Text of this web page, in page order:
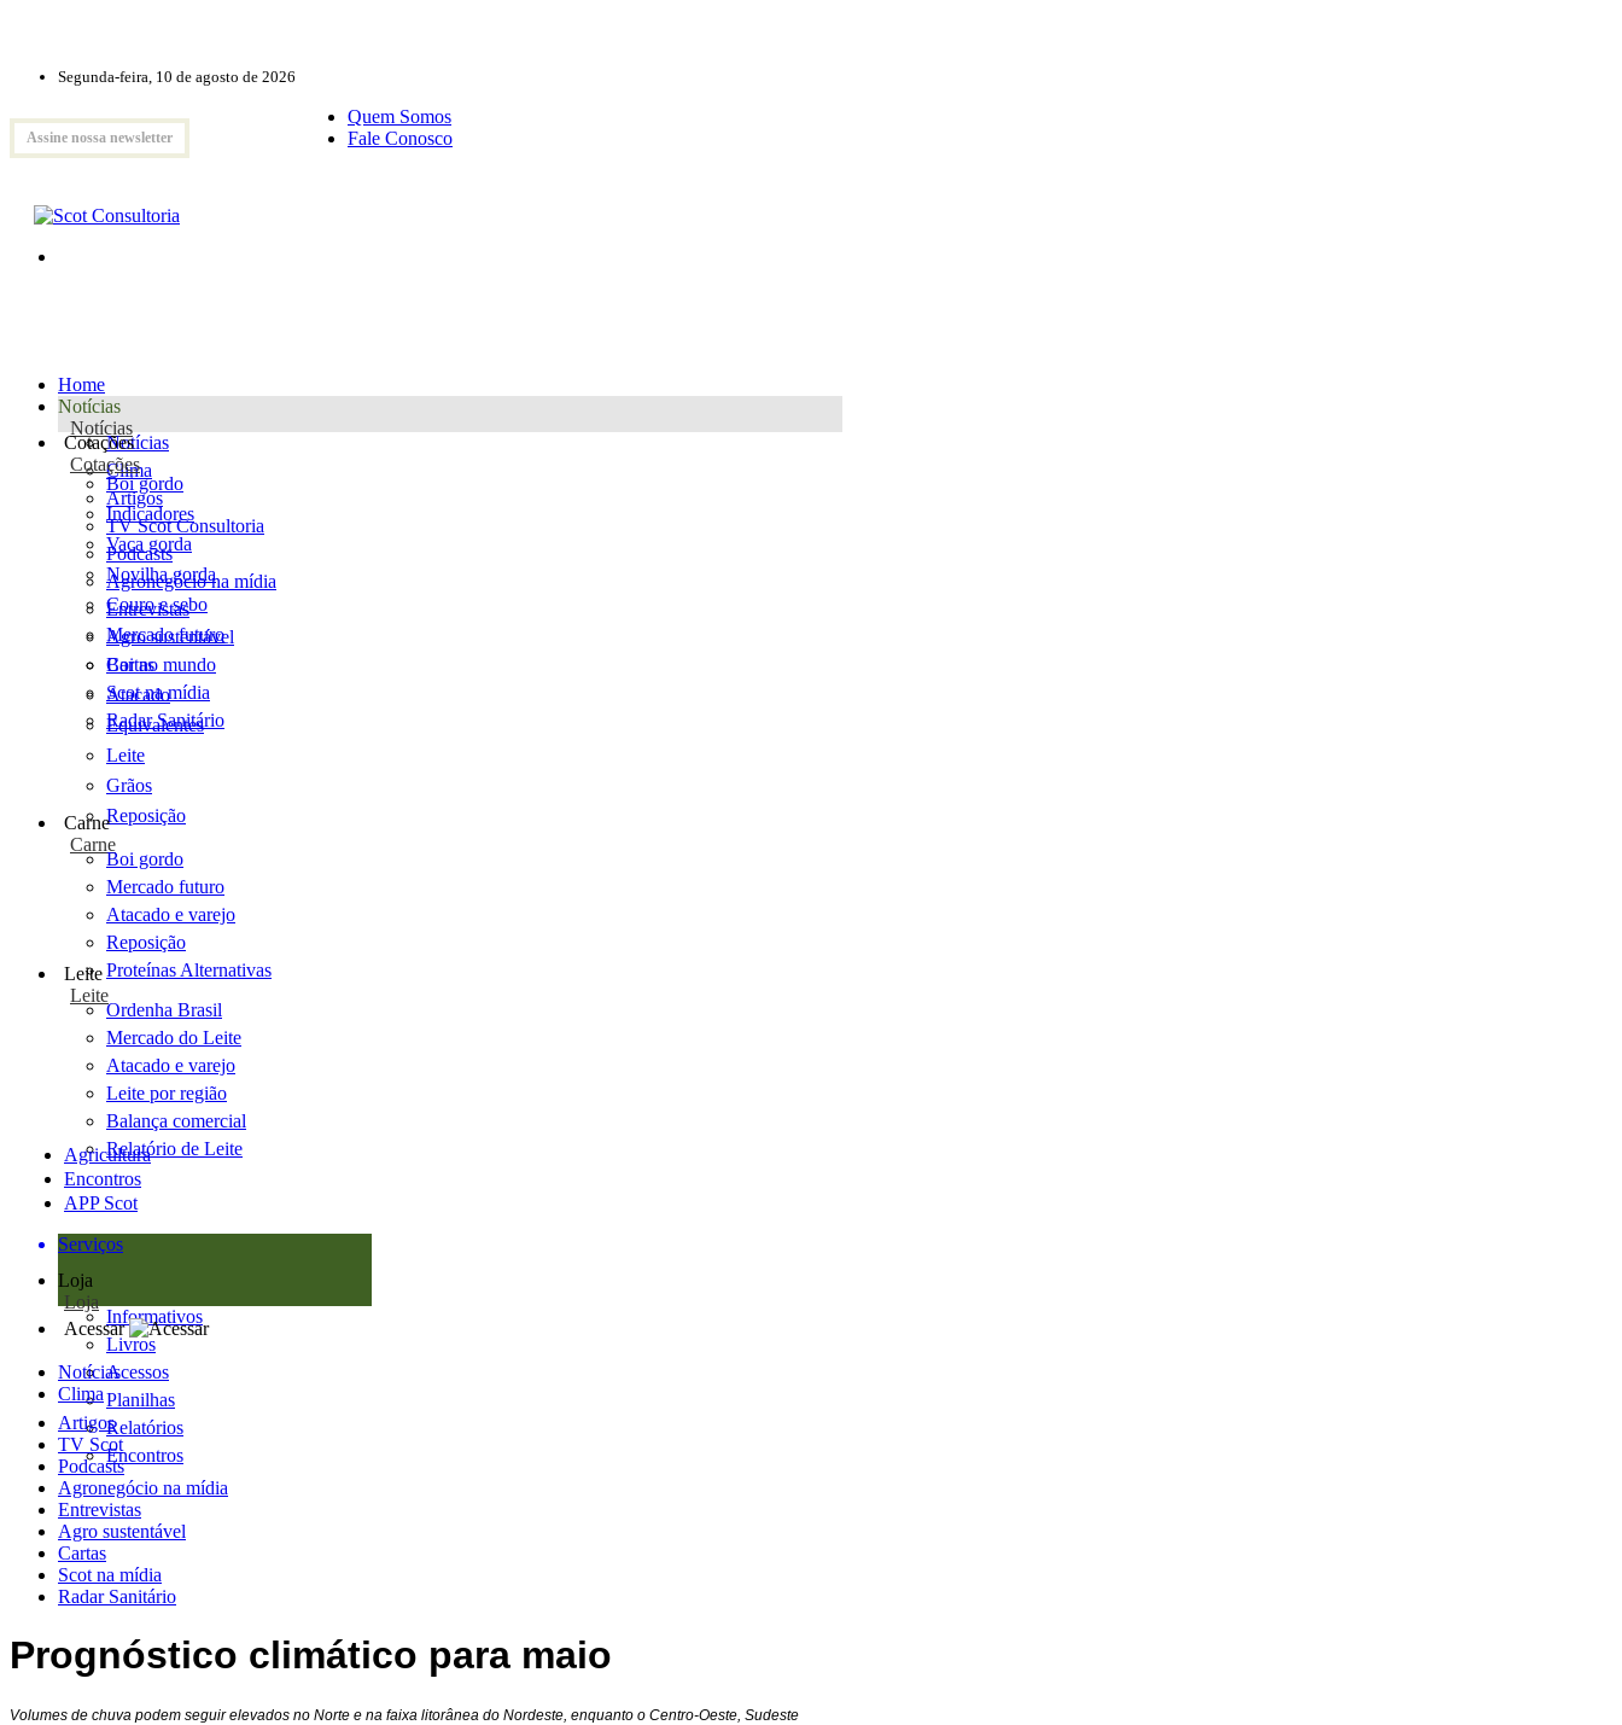
Segunda-feira, 10 de agosto de 2026
Assine nossa newsletter
Quem Somos
Fale Conosco
Home
Notícias
Notícias
Notícias
Clima
Artigos
TV Scot Consultoria
Podcasts
Agronegócio na mídia
Entrevistas
Agro sustentável
Cartas
Scot na mídia
Radar Sanitário
Cotações
Cotações
Boi gordo
Indicadores
Vaca gorda
Novilha gorda
Couro e sebo
Mercado futuro
Boi no mundo
Atacado
Equivalentes
Leite
Grãos
Reposição
Carne
Carne
Boi gordo
Mercado futuro
Atacado e varejo
Reposição
Proteínas Alternativas
Leite
Leite
Ordenha Brasil
Mercado do Leite
Atacado e varejo
Leite por região
Balança comercial
Relatório de Leite
Agricultura
Encontros
APP Scot
Serviços
Loja
Loja
Informativos
Livros
Acessos
Planilhas
Relatórios
Encontros
Acessar
Notícias
Clima
Artigos
TV Scot
Podcasts
Agronegócio na mídia
Entrevistas
Agro sustentável
Cartas
Scot na mídia
Radar Sanitário
Prognóstico climático para maio
Volumes de chuva podem seguir elevados no Norte e na faixa litorânea do Nordeste, enquanto o Centro-Oeste, Sudeste